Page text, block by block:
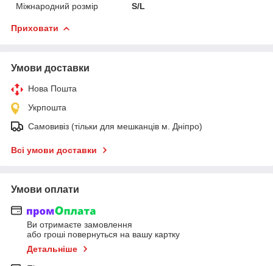
Міжнародний розмір
S/L
Приховати
Умови доставки
Нова Пошта
Укрпошта
Самовивіз (тільки для мешканців м. Дніпро)
Всі умови доставки
Умови оплати
Ви отримаєте замовлення
або гроші повернуться на вашу картку
Детальніше